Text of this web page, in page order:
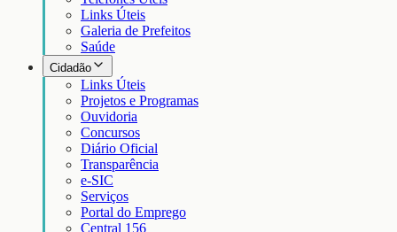
Links Úteis
Galeria de Prefeitos
Saúde
Cidadão
Links Úteis
Projetos e Programas
Ouvidoria
Concursos
Diário Oficial
Transparência
e-SIC
Serviços
Portal do Emprego
Central 156